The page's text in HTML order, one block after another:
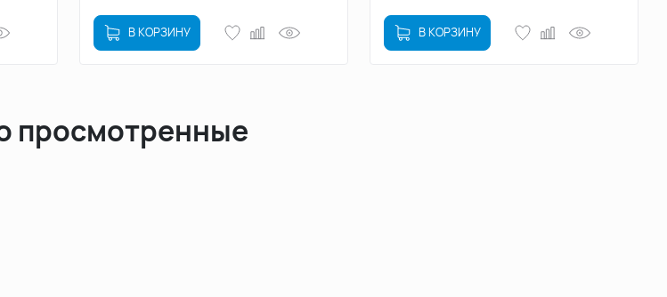
В КОРЗИНУ В КОРЗИНУ
просмотренные